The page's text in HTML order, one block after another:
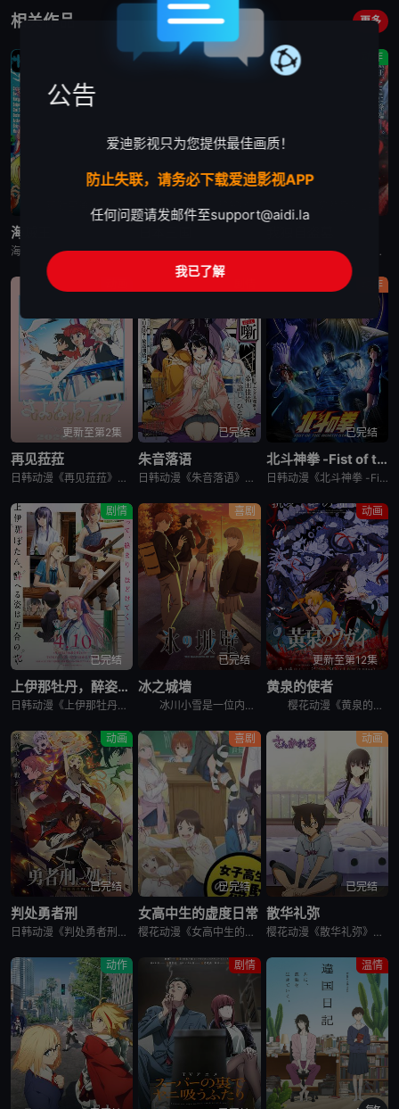
相关作品 更多
更新至第1171集
海贼王
海贼王是日本动漫。传奇海盗哥尔•D•罗杰在临死前曾留下关于其毕生的财富“OnePiece”的消息，由此引得群雄并起，众海盗们为了这笔传说中的巨额财富展开争夺，各种势力、政权不断交替，整个世界进入了动荡混乱的“大海贼
剧情
日韩动漫《日本三国》又名：日本三國，讲述了：令和末期，日本因全球核战影响走向衰败，大量难民涌入，更严重的病毒、大地震、苛政与饥荒接连发生，引发民众暴动，国家体制崩溃，人口锐减至原来的十分之一以下，文明
动作
日韩动漫《我独自盗墓》又名：盗墓王,盗掘王,Tomb Raider King,トウクツオウ,도굴왕，讲述了：2025年，世界各处惊现古墓，获得墓中“宝物”之人便能获得先人的异能，全世界为获得宝物而疯狂
更新至第2集
再见菈菈
日韩动漫《再见菈菈》又名：Sayonara Lara,再见,劳拉,さよならララ，讲述了：昔々あるところに、ララという人魚のプリンセスがおりました。海の王である父と、姉たちに愛されて、すくすくと育ちまし
已完结
朱音落语
日韩动漫《朱音落语》又名：落语朱音,Akane-banashi,あかね噺，讲述了：朱音从小就非常崇拜身为落语家的父亲，经常在门后偷看父亲练习的模样。然而，父亲参加「真打」晋升测验却遭到无情地逐出师门之
动作
已完结
北斗神拳 -Fist of the North Star-
日韩动漫《北斗神拳 -Fist of the North Star-》又名：北⽃之拳 -Fist of the North Star-,北斗の拳 -FIST OF THE NORTH STAR-，讲述
剧情
已完结
上伊那牡丹，醉姿如百合
日韩动漫《上伊那牡丹，醉姿如百合》又名：Kamiina Botan,Yoeru Sugata wa Yuri no Hana,the Drunken Appearance Is a Lily Flow
喜剧
已完结
冰之城墙
冰川小雪是一位内向的学生，她总是向外筑起一道高高的心墙，只跟儿时好友安昙美姫互动。有一天，名叫雨宫凑的男孩，没来由地开始试图打进小雪的心房，扰乱了她平静的生活。 孤僻的小雪、受欢迎的美姫、没有边界
动画
更新至第12集
黄泉的使者
樱花动漫《黄泉的使者》讲述了，月落和亚晨是一对双胞胎兄妹，他们在一个与世隔绝的深山小村落里出生，被称为“分隔夜与昼的双子”。他们拥有获得特殊力量的资格，一场围绕他们的双使战斗也随之展开。 &nbs
动画
已完结
判处勇者刑
日韩动漫《判处勇者刑》又名：勇者刑に処す,勇者处刑 惩罚勇者9004队服刑记录,勇者刑に処す 懲罰勇者9004隊刑務記録，讲述了：勇者刑是最严重的刑罚。犯了大罪被判处勇者刑的人，将受到勇者的惩罚。所谓
喜剧
已完结
女高中生的虚度日常
樱花动漫《女高中生的虚度日常》又名：女子高中生的虚度日常,女高中生的无所事事,女高中生的浪费青春,Wasteful Days of High School Girls,女子高生の無駄づかい，讲述了：性
动画
已完结
散华礼弥
樱花动漫《散华礼弥》又名Sankarea,僵尸哪有那么萌？(台),さんかれあ,散华礼弥，讲述了：散华礼弥（内田真礼 配音）本该是一个快乐活泼的女孩，可是与亡母过分想象的外貌激发了父亲散华团一郎（石冢运
动作 剧情 温情
公告
爱迪影视只为您提供最佳画质！
防止失联，请务必下载爱迪影视APP
任何问题请发邮件至support@aidi.la
我已了解